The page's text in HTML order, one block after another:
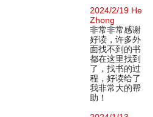
2024/2/19 He
Zhong
非常非常感谢
好读，许多外
面找不到的书
都在这里找到
了，找书的过
程，好读给了
我非常大的帮
助！